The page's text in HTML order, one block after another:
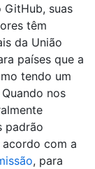
GitHub, suas
têm
da União
países que a
tendo um
nos
padrão
acordo com a
, para